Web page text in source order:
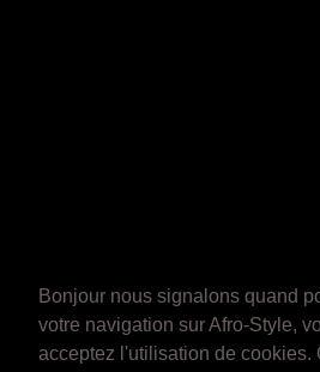
Bonjour nous signalons quand
votre navigation sur Afro-Style,
acceptez l'utilisation de cookies.